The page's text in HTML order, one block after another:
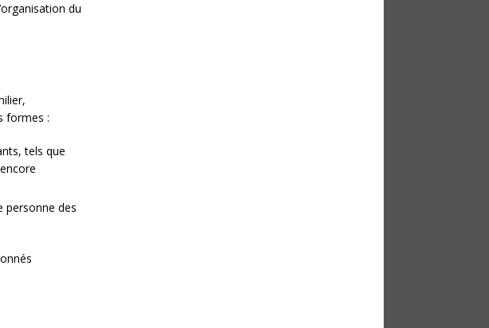
du
formes :
tels que
personne des